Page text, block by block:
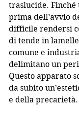
traslucide.
prima dell’avvio
difficile rendersi
di tende in
comune e
delimitano un
Questo apparato
da subito
e della precarietà.